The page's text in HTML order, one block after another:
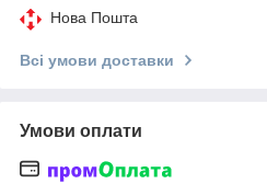
Нова Пошта
Всі умови доставки
Умови оплати